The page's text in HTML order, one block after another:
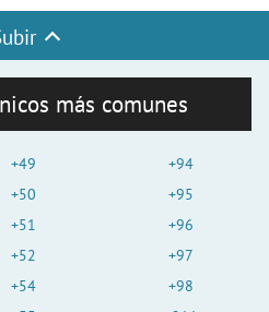
más comunes
+49
+50
+51
+52
+54
+94
+95
+96
+97
+98